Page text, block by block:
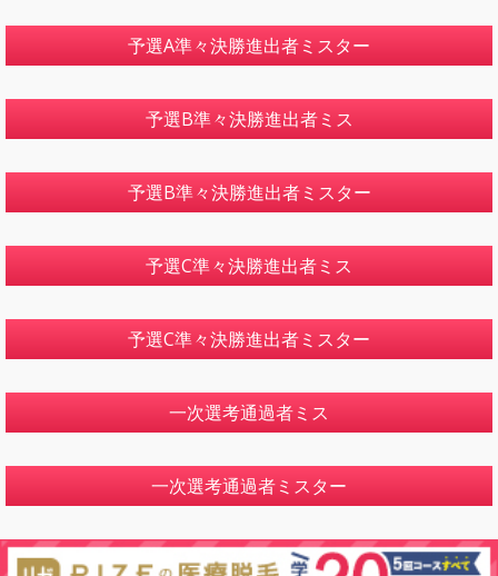
予選A準々決勝進出者ミスター
予選B準々決勝進出者ミス
予選B準々決勝進出者ミスター
予選C準々決勝進出者ミス
予選C準々決勝進出者ミスター
一次選考通過者ミス
一次選考通過者ミスター